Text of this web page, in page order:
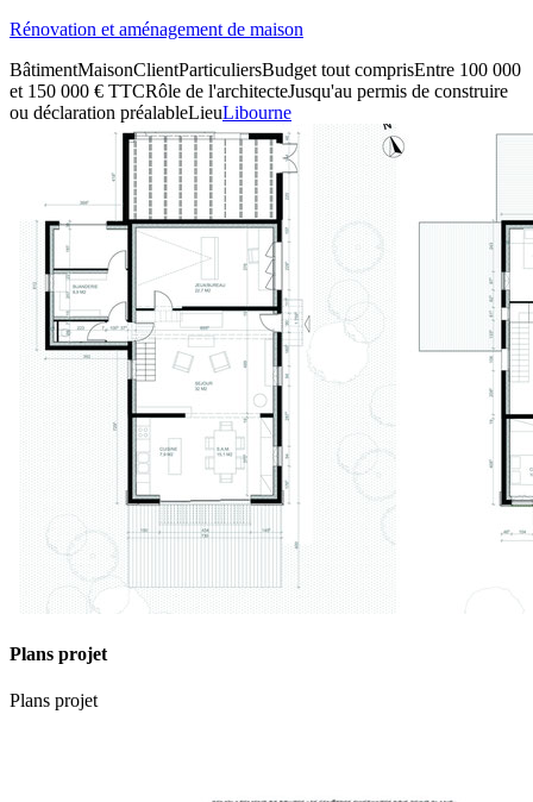
Rénovation et aménagement de maison
BâtimentMaisonClientParticuliersBudget tout comprisEntre 100 000
et 150 000 € TTCRôle de l'architecteJusqu'au permis de construire
ou déclaration préalableLieuLibourne
Plans projet
Plans projet